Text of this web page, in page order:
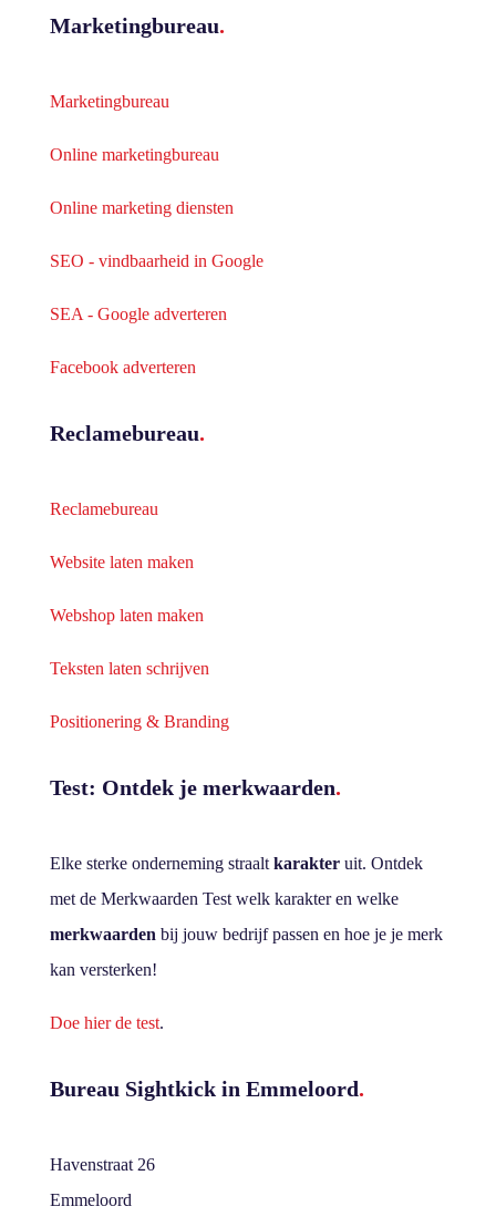
Marketingbureau.
Marketingbureau
Online marketingbureau
Online marketing diensten
SEO - vindbaarheid in Google
SEA - Google adverteren
Facebook adverteren
Reclamebureau.
Reclamebureau
Website laten maken
Webshop laten maken
Teksten laten schrijven
Positionering & Branding
Test: Ontdek je merkwaarden.
Elke sterke onderneming straalt karakteruit. Ontdek
met de Merkwaarden Test welk karakter en welke
merkwaarden bij jouw bedrijf passen en hoe je je merk
kan versterken!
Doe hier de test.
Bureau Sightkick in Emmeloord.
Havenstraat 26
Emmeloord